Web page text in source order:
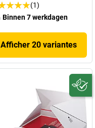
(1)
Binnen 7 werkdagen
Afficher 20 variantes